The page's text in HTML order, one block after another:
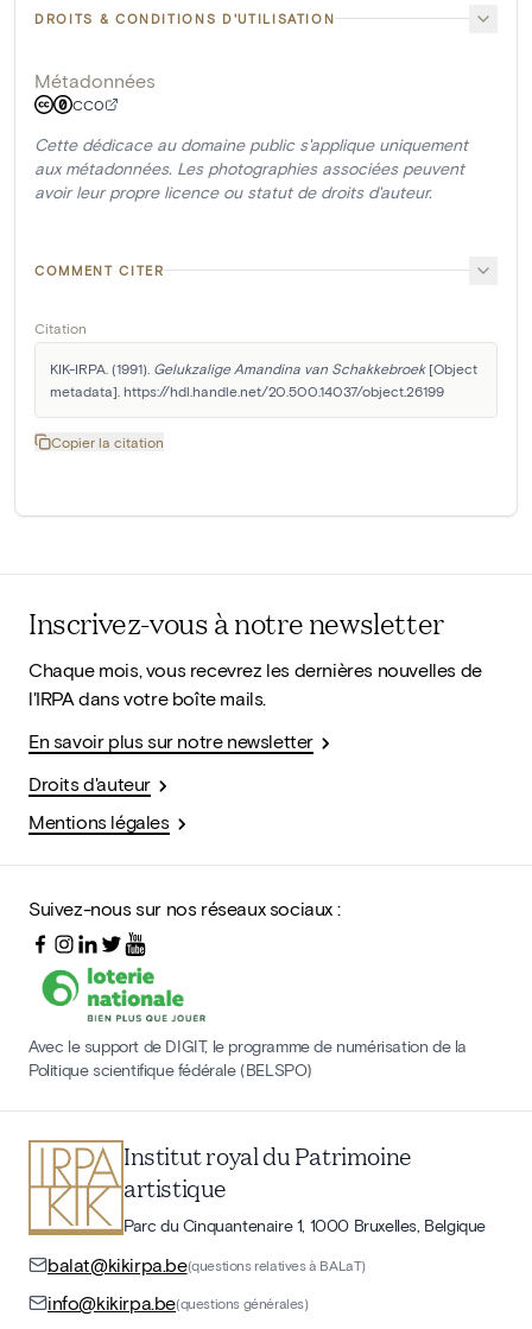
DROITS & CONDITIONS D'UTILISATION
Métadonnées
CC0
Cette dédicace au domaine public s'applique uniquement
aux métadonnées. Les photographies associées peuvent
avoir leur propre licence ou statut de droits d'auteur.
COMMENT CITER
Citation
KIK-IRPA. (1991). Gelukzalige Amandina van Schakkebroek [Object
metadata]. https://hdl.handle.net/20.500.14037/object.26199
Copier la citation
Inscrivez-vous à notre newsletter
Chaque mois, vous recevrez les dernières nouvelles de
l'IRPA dans votre boîte mails.
En savoir plus sur notre newsletter
Droits d'auteur
Mentions légales
Suivez-nous sur nos réseaux sociaux :
Avec le support de DIGIT, le programme de numérisation de la
Politique scientifique fédérale (BELSPO)
Institut royal du Patrimoine
artistique
Parc du Cinquantenaire 1, 1000 Bruxelles, Belgique
balat@kikirpa.be(questions relatives à BALaT)
info@kikirpa.be(questions générales)